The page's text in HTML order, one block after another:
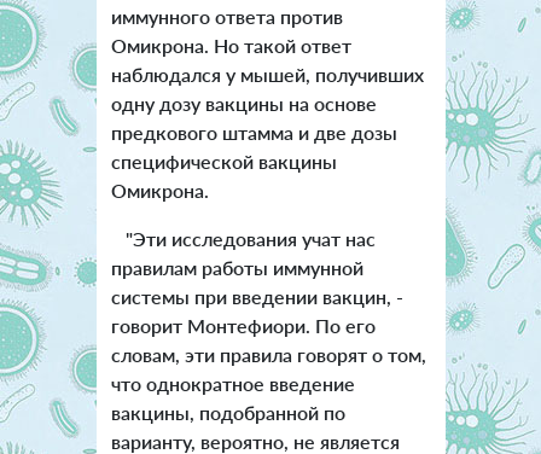
иммунного ответа против
Омикрона. Но такой ответ
наблюдался у мышей, получивших
одну дозу вакцины на основе
предкового штамма и две дозы
специфической вакцины
Омикрона.
"Эти исследования учат нас
правилам работы иммунной
системы при введении вакцин, -
говорит Монтефиори. По его
словам, эти правила говорят о том,
что однократное введение
вакцины, подобранной по
варианту, вероятно, не является